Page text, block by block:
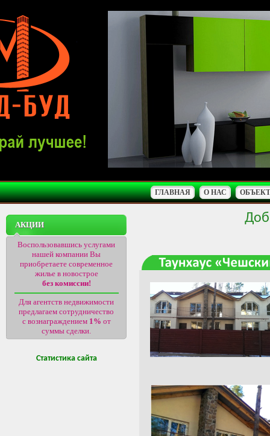
ГЛАВНАЯ О НАС
АКЦИИ
Воспользовавшись услугами
нашей компании Вы
приобретаете современное
жилье в новострое
без комиссии!
Для агентств недвижимости
предлагаем сотрудничество
с вознаграждением 1% от
суммы сделки.
Статистика сайта